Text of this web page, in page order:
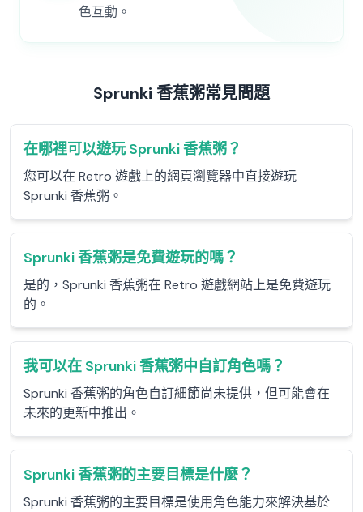
色互動。
Sprunki 香蕉粥常見問題
在哪裡可以遊玩 Sprunki 香蕉粥？
您可以在 Retro 遊戲上的網頁瀏覽器中直接遊玩
Sprunki 香蕉粥。
Sprunki 香蕉粥是免費遊玩的嗎？
是的，Sprunki 香蕉粥在 Retro 遊戲網站上是免費遊玩
的。
我可以在 Sprunki 香蕉粥中自訂角色嗎？
Sprunki 香蕉粥的角色自訂細節尚未提供，但可能會在
未來的更新中推出。
Sprunki 香蕉粥的主要目標是什麼？
Sprunki 香蕉粥的主要目標是使用角色能力來解決基於